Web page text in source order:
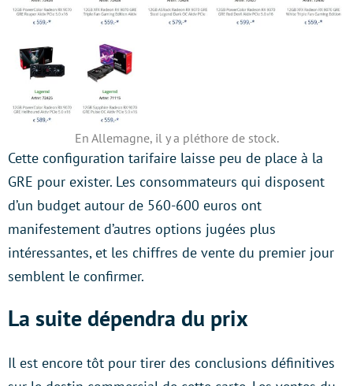
En Allemagne, il y a pléthore de stock.
Cette configuration tarifaire laisse peu de place à la
GRE pour exister. Les consommateurs qui disposent
d’un budget autour de 560-600 euros ont
manifestement d’autres options jugées plus
intéressantes, et les chiffres de vente du premier jour
semblent le confirmer.
La suite dépendra du prix
Il est encore tôt pour tirer des conclusions définitives